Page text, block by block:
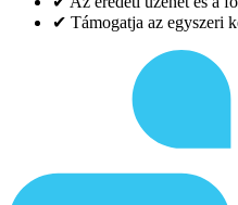
✔ Támogatja az egyszeri